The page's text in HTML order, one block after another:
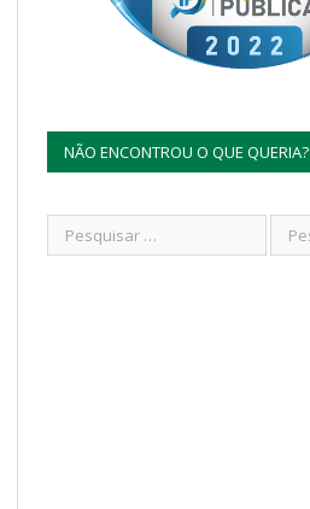
NÃO ENCONTROU O QUE QUERIA?